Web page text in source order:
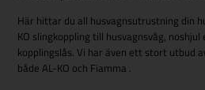
Här hittar du all husvagnsutrustning din
KO slingkoppling till husvagnsvåg,
kopplingslås. Vi har även ett stort utbud
både AL-KO och Fiamma .